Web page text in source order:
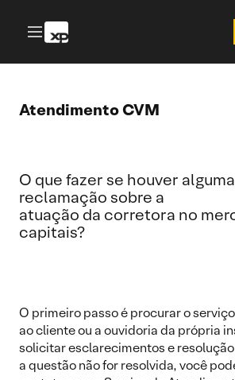
Atendimento CVM
O que fazer se houver
reclamação sobre a
atuação da corretora no
capitais?
O primeiro passo é procurar o
ao cliente ou a ouvidoria da própria
solicitar esclarecimentos e
a questão não for resolvida, você